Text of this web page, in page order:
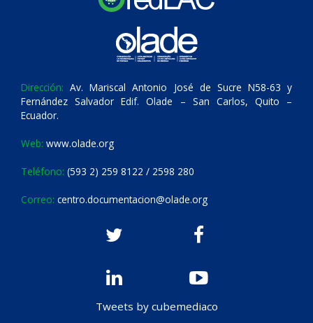
Dirección: Av. Mariscal Antonio José de Sucre N58-63 y
Fernández Salvador Edif. Olade – San Carlos, Quito –
Ecuador.
Web: www.olade.org
Teléfono: (593 2) 259 8122 / 2598 280
Correo: centro.documentacion@olade.org
Tweets by cubemediaco